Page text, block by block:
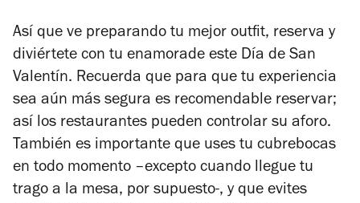
Así que ve preparando tu mejor outfit, reserva y
diviértete con tu enamorade este Día de San
Valentín. Recuerda que para que tu experiencia
sea aún más segura es recomendable reservar;
así los restaurantes pueden controlar su aforo.
También es importante que uses tu cubrebocas
en todo momento –excepto cuando llegue tu
trago a la mesa, por supuesto-, y que evites